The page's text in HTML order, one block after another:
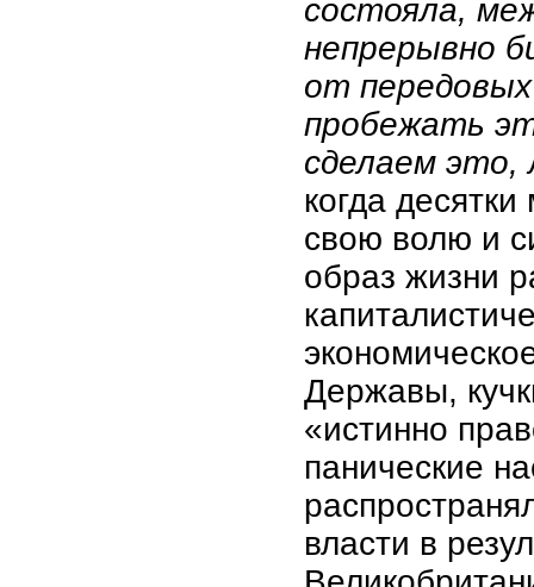
состояла,
непрерывно
от
пробежать
сделаем это,
когда
свою волю и
образ жизни
Державы,
«истинно
панические
власти в